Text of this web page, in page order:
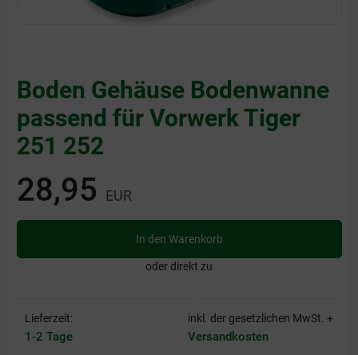
Boden Gehäuse Bodenwanne
passend für Vorwerk Tiger
251 252
28,95 EUR
In den Warenkorb
oder direkt zu
Lieferzeit:
1-2 Tage
inkl. der gesetzlichen MwSt. +
Versandkosten